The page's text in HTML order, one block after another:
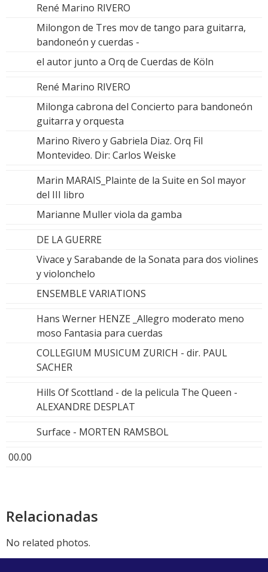
René Marino RIVERO
Milongon de Tres mov de tango para guitarra,
bandoneón y cuerdas -
el autor junto a Orq de Cuerdas de Köln
René Marino RIVERO
Milonga cabrona del Concierto para bandoneón
guitarra y orquesta
Marino Rivero y Gabriela Diaz. Orq Fil
Montevideo. Dir: Carlos Weiske
Marin MARAIS_Plainte de la Suite en Sol mayor
del III libro
Marianne Muller viola da gamba
DE LA GUERRE
Vivace y Sarabande de la Sonata para dos violines
y violonchelo
ENSEMBLE VARIATIONS
Hans Werner HENZE _Allegro moderato meno
moso Fantasia para cuerdas
COLLEGIUM MUSICUM ZURICH - dir. PAUL
SACHER
Hills Of Scottland - de la pelicula The Queen -
ALEXANDRE DESPLAT
Surface - MORTEN RAMSBOL
00.00
Relacionadas
No related photos.